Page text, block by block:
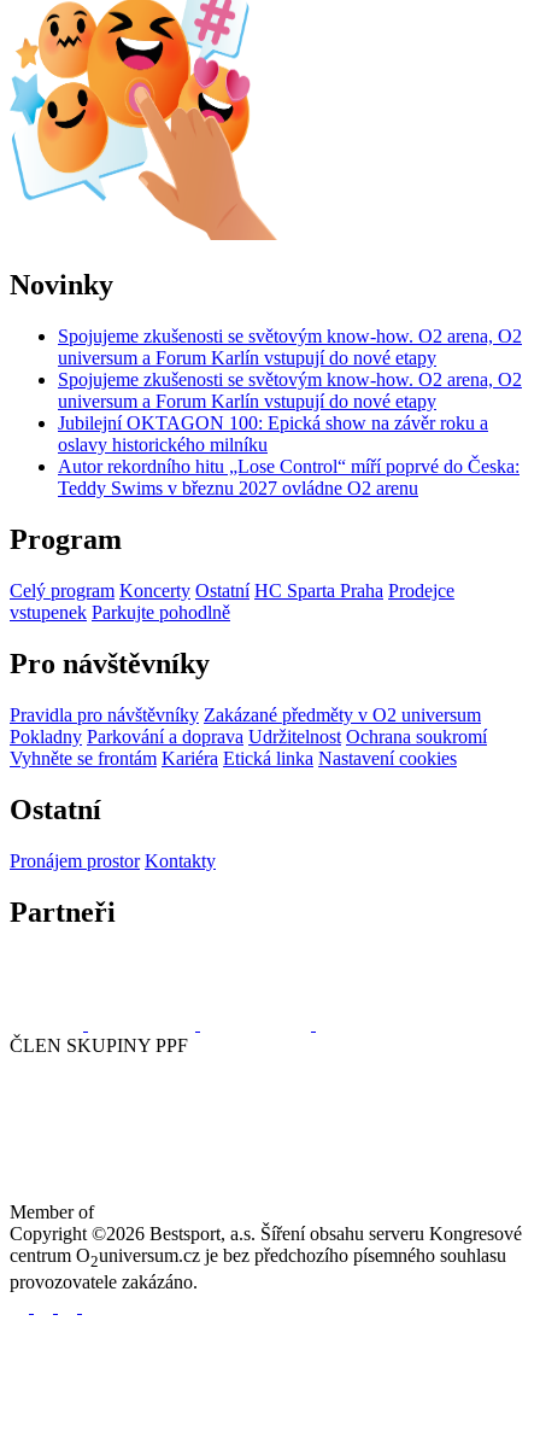
Novinky
Spojujeme zkušenosti se světovým know-how. O2 arena, O2
universum a Forum Karlín vstupují do nové etapy
Spojujeme zkušenosti se světovým know-how. O2 arena, O2
universum a Forum Karlín vstupují do nové etapy
Jubilejní OKTAGON 100: Epická show na závěr roku a
oslavy historického milníku
Autor rekordního hitu „Lose Control“ míří poprvé do Česka:
Teddy Swims v březnu 2027 ovládne O2 arenu
Program
Celý program Koncerty Ostatní HC Sparta Praha Prodejce
vstupenek Parkujte pohodlně
Pro návštěvníky
Pravidla pro návštěvníky Zakázané předměty v O2 universum
Pokladny Parkování a doprava Udržitelnost Ochrana soukromí
Vyhněte se frontám Kariéra Etická linka Nastavení cookies
Ostatní
Pronájem prostor Kontakty
Partneři
ČLEN SKUPINY PPF
Member of
Copyright ©2026 Bestsport, a.s. Šíření obsahu serveru Kongresové
centrum O2universum.cz je bez předchozího písemného souhlasu
provozovatele zakázáno.